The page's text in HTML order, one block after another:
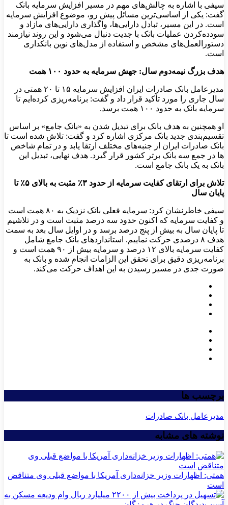
سیفی با اشاره به چالش‌های مهم در مسیر افزایش سرمایه بانک
گفت: یکی از اساسی‌ترین مسائل پیش ‌رو، موضوع افزایش سرمایه
است. در این مسیر، تبادل دارایی‌ها، واگذاری دارایی‌های مازاد و
سودده‌کردن عملیات بانک با جدیت دنبال می‌شود و این روند نیازمند
دستورالعمل‌های مشخص و استفاده از مدل‌های نوین بانکداری
است.
هدف بزرگ نیمه‌دوم سال: جهش سرمایه به حدود ۱۰۰ همت
مدیرعامل بانک صادرات ایران افزایش سرمایه ۱۵ تا ۲۰ همتی در
سال جاری را مورد تأکید قرار داد و گفت: برنامه‌ریزی کرده‌ایم تا
سرمایه بانک به حدود ۱۰۰ همت برسد.
او همچنین به هدف بانک برای تبدیل شدن به «بانک جامع» بر اساس
تقسیم‌بندی جدید بانک مرکزی اشاره کرد و گفت: تلاش شده است تا
بانک صادرات ایران از جنبه‌های مختلف ارتقا یابد و در تمام شاخص
ها در جمع سه بانک برتر کشور قرار گیرد. هدف نهایی، تبدیل این
بانک به یک بانک جامع است.
تلاش برای ارتقای کفایت سرمایه از حدود ۳٪ مثبت به بالای ۵٪ تا
پایان سال
سیفی خاطرنشان کرد: سرمایه فعلی بانک نزدیک به ۸۰ همت است
و کفایت سرمایه که اکنون حدود سه درصد مثبت است و در تلاشیم
تا پایان سال به بیش از پنج درصد برسد و در اوایل سال بعد به سمت
هدف ۸ درصدی حرکت نماییم. استانداردهای بانک جامع شامل
کفایت سرمایه بالای ۱۲ درصد و سرمایه بیش از ۹۰ همت است و
برنامه‌ریزی دقیق برای تحقق این الزامات انجام شده و بانک به
صورت جدی در مسیر رسیدن به این اهداف حرکت می‌کند.
برچسب ها
مدیرعامل بانک صادرات
نوشته های مشابه
همتی: اظهارات وزیر خزانه‌داری آمریکا با مواضع قبلی وی متناقض
است